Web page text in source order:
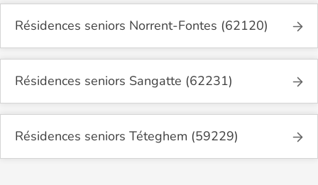
Résidences seniors Norrent-Fontes (62120)
Résidences seniors Sangatte (62231)
Résidences seniors Téteghem (59229)